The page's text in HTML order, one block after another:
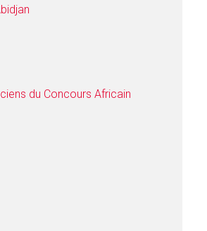
du Concours Africain